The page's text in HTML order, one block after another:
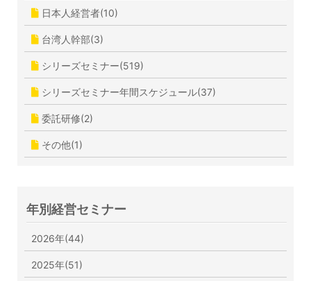
日本人経営者(10)
台湾人幹部(3)
シリーズセミナー(519)
シリーズセミナー年間スケジュール(37)
委託研修(2)
その他(1)
年別経営セミナー
2026年(44)
2025年(51)